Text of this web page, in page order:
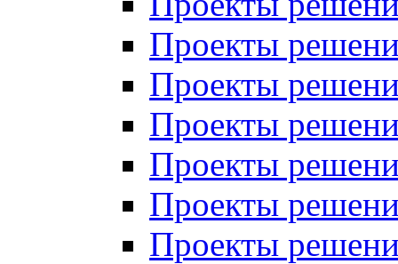
Проекты
Проекты
Проекты
Проекты
Проекты
Проекты